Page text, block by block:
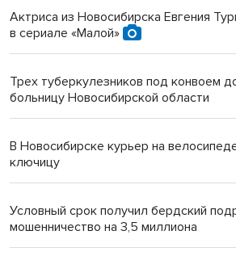
Актриса из Новосибирска Евгения
в сериале «Малой»
Трех туберкулезников под конвоем
больницу Новосибирской области
В Новосибирске курьер на
ключицу
Условный срок получил бердский
мошенничество на 3,5 миллиона